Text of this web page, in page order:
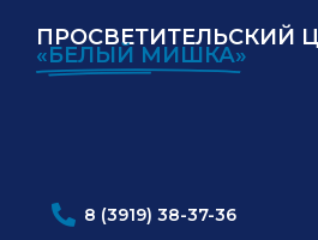
ПРОСВЕТИТЕЛЬСКИЙ
«БЕЛЫЙ МИШКА»
8 (3919) 38-37-36